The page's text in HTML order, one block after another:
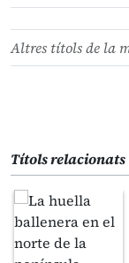
Altres títols de la
Títols relacionats